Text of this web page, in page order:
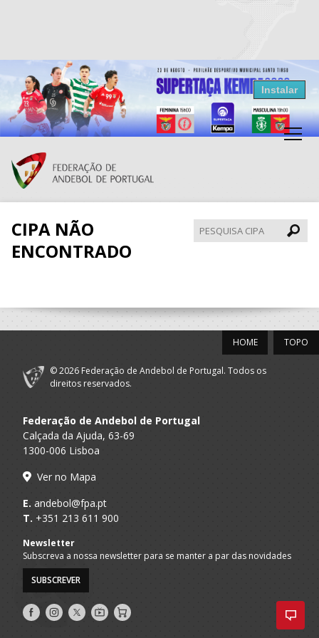
Resultados Andebol
Federação de Andebol de Portugal
Grátis - Disponivel na Play Store
Instalar
CIPA NÃO
ENCONTRADO
CIPA
TOPO
HOME
© 2026 Federação de Andebol de Portugal. Todos os
direitos reservados.
Federação de Andebol de Portugal
Calçada da Ajuda, 63-69
1300-006 Lisboa
Ver no Mapa
E. andebol@fpa.pt
T. +351 213 611 900
Newsletter
Subscreva a nossa newsletter para se manter a par das novidades
SUBSCREVER
Siga-
nos
Siga-
nos
Siga-
nos
AndebolTV
Loja